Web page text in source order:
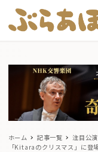
ホーム 記事一覧 注目公演
「Kitaraのクリスマス」に登